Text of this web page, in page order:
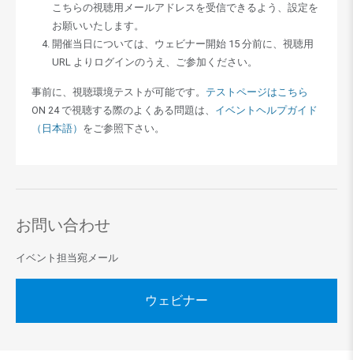
こちらの視聴用メールアドレスを受信できるよう、設定を
お願いいたします。
開催当日については、ウェビナー開始 15 分前に、視聴用
URL よりログインのうえ、ご参加ください。
事前に、視聴環境テストが可能です。 テストページはこちら
ON 24 で視聴する際のよくある問題は、 イベントヘルプガイド
（日本語） をご参照下さい。
お問い合わせ
イベント担当宛メール
ウェビナー